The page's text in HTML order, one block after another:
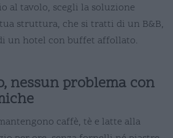
al tavolo, scegli la soluzione
struttura, che si tratti di un B&B,
un hotel con buffet affollato.
nessun problema con
caffè, tè e latte alla